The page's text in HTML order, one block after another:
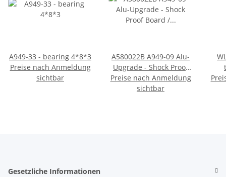
A949-33 - bearing 4*8*3
Preise nach Anmeldung
sichtbar
A580022B A949-09 Alu-
Upgrade - Shock Proof
Board / Dämpferbrücke
Preise nach Anmeldung
sichtbar
Gesetzliche Informationen